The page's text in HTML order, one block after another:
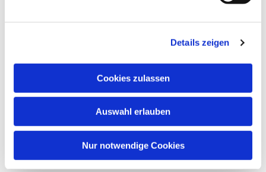
Details zeigen
Cookies zulassen
Auswahl erlauben
Nur notwendige Cookies
Dies könnte Sie auch
interessieren